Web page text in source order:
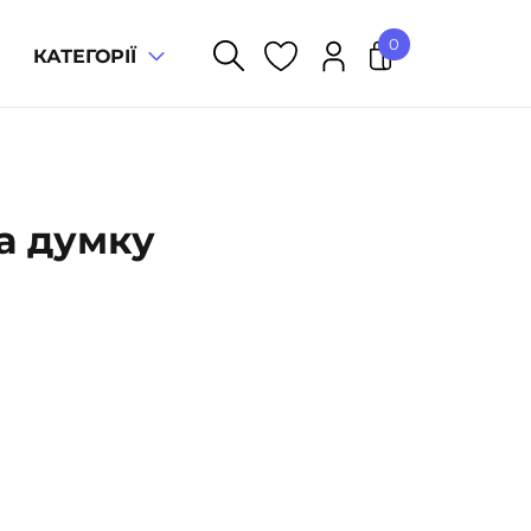
КАТЕГОРІЇ
0
У кошику немає товарів.
думку